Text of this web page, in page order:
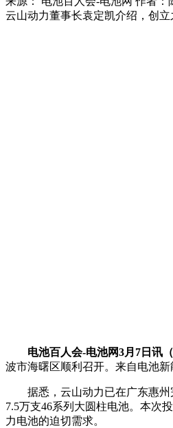
云山动力董事长袁定凯介绍，创
电池百人会-电池网3月7日讯
波市海曙区顺利召开。来自电池
据悉，云山动力已在广东惠
7.5万支46系列大圆柱电池。本次
力电池的迫切需求。